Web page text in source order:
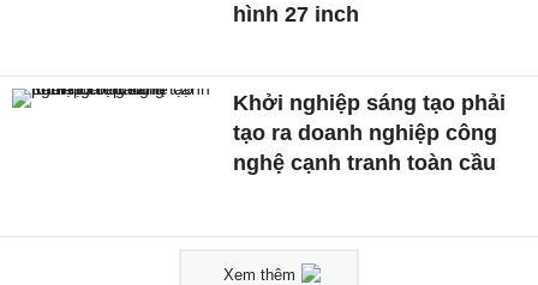
hình 27 inch
Khởi nghiệp sáng tạo phải
tạo ra doanh nghiệp công
nghệ cạnh tranh toàn cầu
Xem thêm